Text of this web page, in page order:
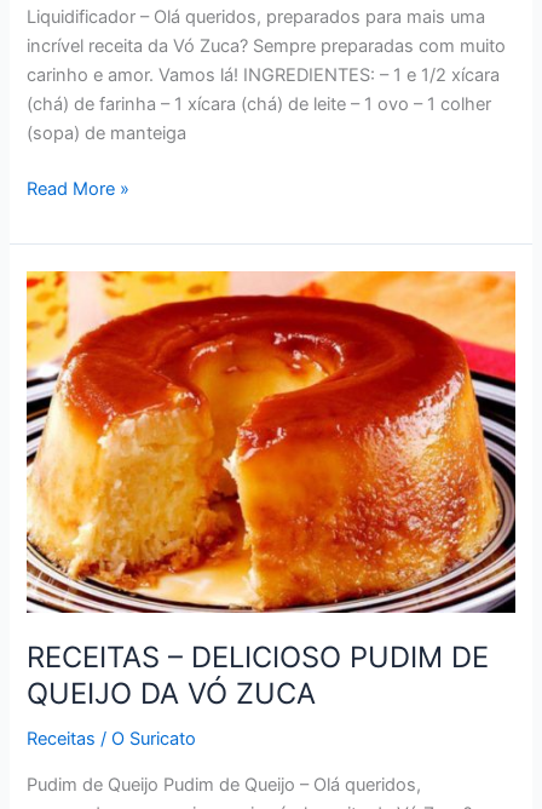
Liquidificador – Olá queridos, preparados para mais uma
incrível receita da Vó Zuca? Sempre preparadas com muito
carinho e amor. Vamos lá! INGREDIENTES: – 1 e 1/2 xícara
(chá) de farinha – 1 xícara (chá) de leite – 1 ovo – 1 colher
(sopa) de manteiga
RECEITAS
DELICIOSA
MASSA
DE
PIZZA
DE
LIQUIDIFICADOR
DA
VÓ
ZUCA
Read More »
RECEITAS – DELICIOSO PUDIM DE
QUEIJO DA VÓ ZUCA
Receitas /O Suricato
Pudim de Queijo Pudim de Queijo – Olá queridos,